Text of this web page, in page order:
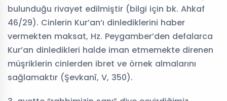
bulunduğu rivayet edilmiştir (bilgi için bk. Ahkaf
46/29). Cinlerin Kur’an’ı dinlediklerini haber
vermekten maksat, Hz. Peygamber’den defalarca
Kur’an dinledikleri halde iman etmemekte direnen
müşriklerin cinlerden ibret ve örnek almalarını
sağlamaktır (Şevkanî, V, 350).